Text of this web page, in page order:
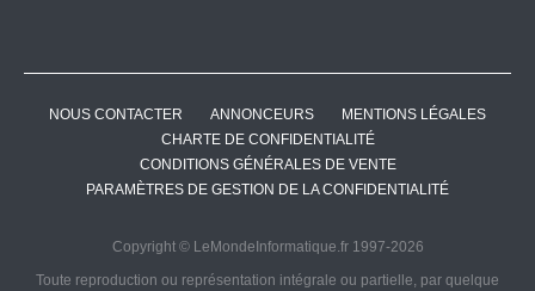
NOUS CONTACTER ANNONCEURS
MENTIONS LÉGALES
CHARTE DE CONFIDENTIALITÉ
CONDITIONS GÉNÉRALES DE VENTE
PARAMÈTRES DE GESTION DE LA CONFIDENTIALITÉ
Copyright © LeMondeInformatique.fr 1997-2026
Toute reproduction ou représentation intégrale ou partielle, par quelque